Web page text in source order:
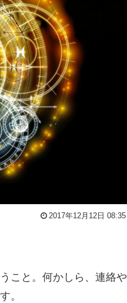
2017年12月12日 08:35
こと。何かしら、連絡や
。